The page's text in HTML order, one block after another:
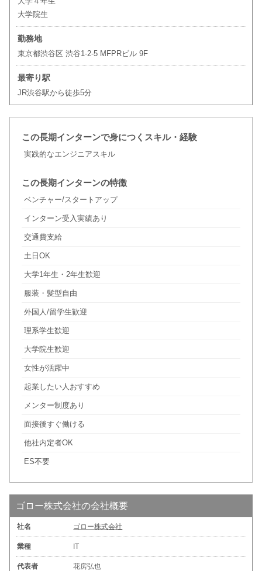
大学院生
勤務地
東京都渋谷区 渋谷1-2-5 MFPRビル 9F
最寄り駅
JR渋谷駅から徒歩5分
この長期インターンで身につくスキル・経験
実践的なエンジニアスキル
この長期インターンの特徴
ベンチャー/スタートアップ
インターン受入実績あり
交通費支給
土日OK
大学1年生・2年生歓迎
服装・髪型自由
外国人/留学生歓迎
理系学生歓迎
大学院生歓迎
女性が活躍中
起業したい人おすすめ
メンター制度あり
面接後すぐ働ける
他社内定者OK
ES不要
ゴロー株式会社の会社概要
社名 ゴロー株式会社
業種 IT
代表者 花房弘也